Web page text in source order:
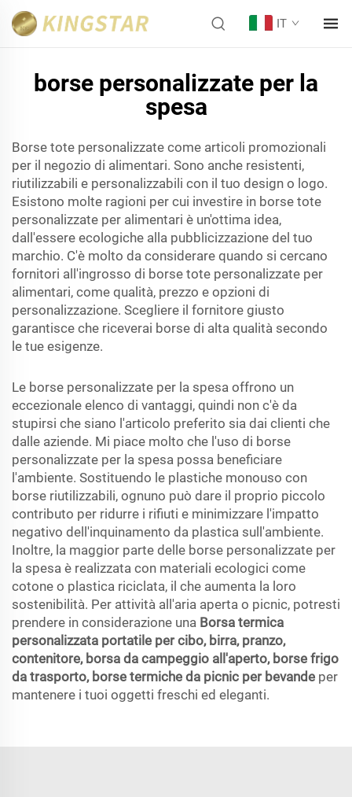
IT
borse personalizzate per la
spesa
Borse tote personalizzate come articoli promozionali
per il negozio di alimentari. Sono anche resistenti,
riutilizzabili e personalizzabili con il tuo design o logo.
Esistono molte ragioni per cui investire in borse tote
personalizzate per alimentari è un'ottima idea,
dall'essere ecologiche alla pubblicizzazione del tuo
marchio. C'è molto da considerare quando si cercano
fornitori all'ingrosso di borse tote personalizzate per
alimentari, come qualità, prezzo e opzioni di
personalizzazione. Scegliere il fornitore giusto
garantisce che riceverai borse di alta qualità secondo
le tue esigenze.
Le borse personalizzate per la spesa offrono un
eccezionale elenco di vantaggi, quindi non c'è da
stupirsi che siano l'articolo preferito sia dai clienti che
dalle aziende. Mi piace molto che l'uso di borse
personalizzate per la spesa possa beneficiare
l'ambiente. Sostituendo le plastiche monouso con
borse riutilizzabili, ognuno può dare il proprio piccolo
contributo per ridurre i rifiuti e minimizzare l'impatto
negativo dell'inquinamento da plastica sull'ambiente.
Inoltre, la maggior parte delle borse personalizzate per
la spesa è realizzata con materiali ecologici come
cotone o plastica riciclata, il che aumenta la loro
sostenibilità. Per attività all'aria aperta o picnic, potresti
prendere in considerazione una Borsa termica
personalizzata portatile per cibo, birra, pranzo,
contenitore, borsa da campeggio all'aperto, borse frigo
da trasporto, borse termiche da picnic per bevande per
mantenere i tuoi oggetti freschi ed eleganti.